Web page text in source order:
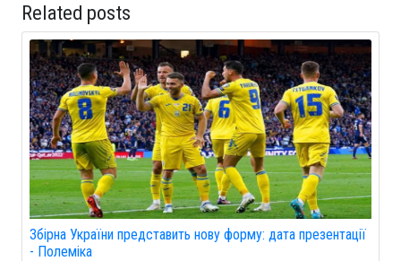
Related posts
Збірна України представить нову форму: дата презентації
- Полеміка